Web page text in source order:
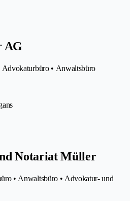
AG
• Anwaltsbüro
Notariat Müller
• Anwaltsbüro • Advokatur- und